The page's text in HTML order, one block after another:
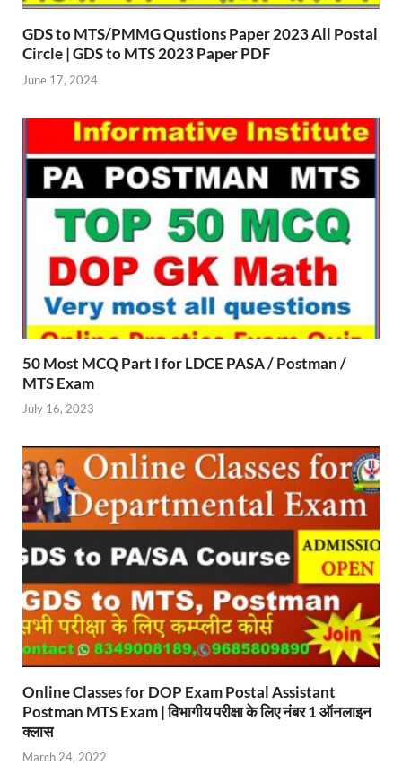
GDS to MTS/PMMG Qustions Paper 2023 All Postal
Circle | GDS to MTS 2023 Paper PDF
June 17, 2024
50 Most MCQ Part I for LDCE PASA / Postman /
MTS Exam
July 16, 2023
Online Classes for DOP Exam Postal Assistant
Postman MTS Exam | विभागीय परीक्षा के लिए नंबर 1 ऑनलाइन
क्लास
March 24, 2022